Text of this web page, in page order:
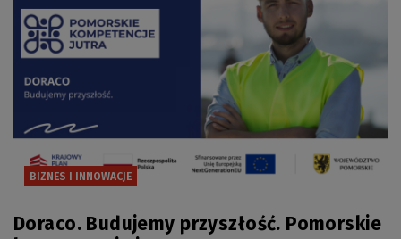
BIZNES I INNOWACJE
Doraco. Budujemy przyszłość. Pomorskie